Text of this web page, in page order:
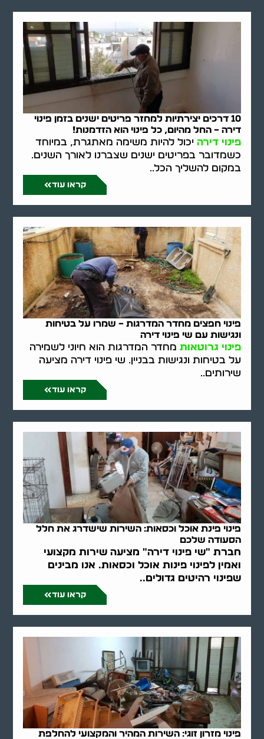
10 דרכים יצירתיות למחזר פריטים ישנים בזמן פינוי
דירה – החל מהיום, כל פינוי הוא הזדמנות!
פינוי דירה יכול להיות משימה מאתגרת, במיוחד
כשמדובר בפריטים ישנים שצברנו לאורך השנים.
במקום להשליך הכל..
קראו עוד
פינוי חפצים מחדר המדרגות – שמרו על בטיחות
ונגישות עם שי פינוי דירה
פינוי גרוטאות מחדר המדרגות הוא חיוני לשמירה
על בטיחות ונגישות בבניין. שי פינוי דירה מציעה
שירותים..
קראו עוד
פינוי פינת אוכל וכסאות: השירות שישדרג את חלל
הסעודה שלכם
חברת "שי פינוי דירה" מציעה שירות מקצועי
ואמין לפינוי פינות אוכל וכסאות. אנו מבינים
שפינוי רהיטים גדולים..
קראו עוד
פינוי מזרון זוגי: השירות המהיר והמקצועי להחלפת